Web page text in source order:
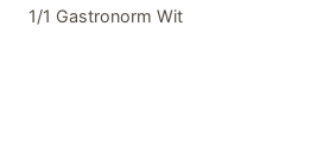
1/1 Gastronorm Wit